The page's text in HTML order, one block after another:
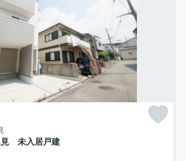
見 未入居戸建